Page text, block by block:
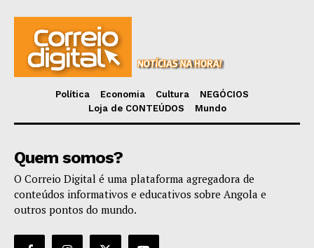
Política Economia Cultura
NEGÓCIOS
Loja de CONTEÚDOS
Mundo
Quem somos?
O Correio Digital é uma plataforma agregadora de
conteúdos informativos e educativos sobre Angola e
outros pontos do mundo.